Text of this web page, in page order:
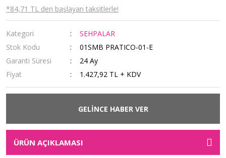
*84,71 TL den başlayan taksitlerle!
Kategori
SEHPALAR
Stok Kodu
01SMB PRATICO-01-E
Garanti Süresi
24 Ay
Fiyat
1.427,92 TL + KDV
GELİNCE HABER VER
ÜRÜN AÇIKLAMASI